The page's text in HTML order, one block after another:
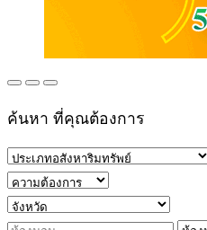
ค้นหา ที่คุณต้องการ